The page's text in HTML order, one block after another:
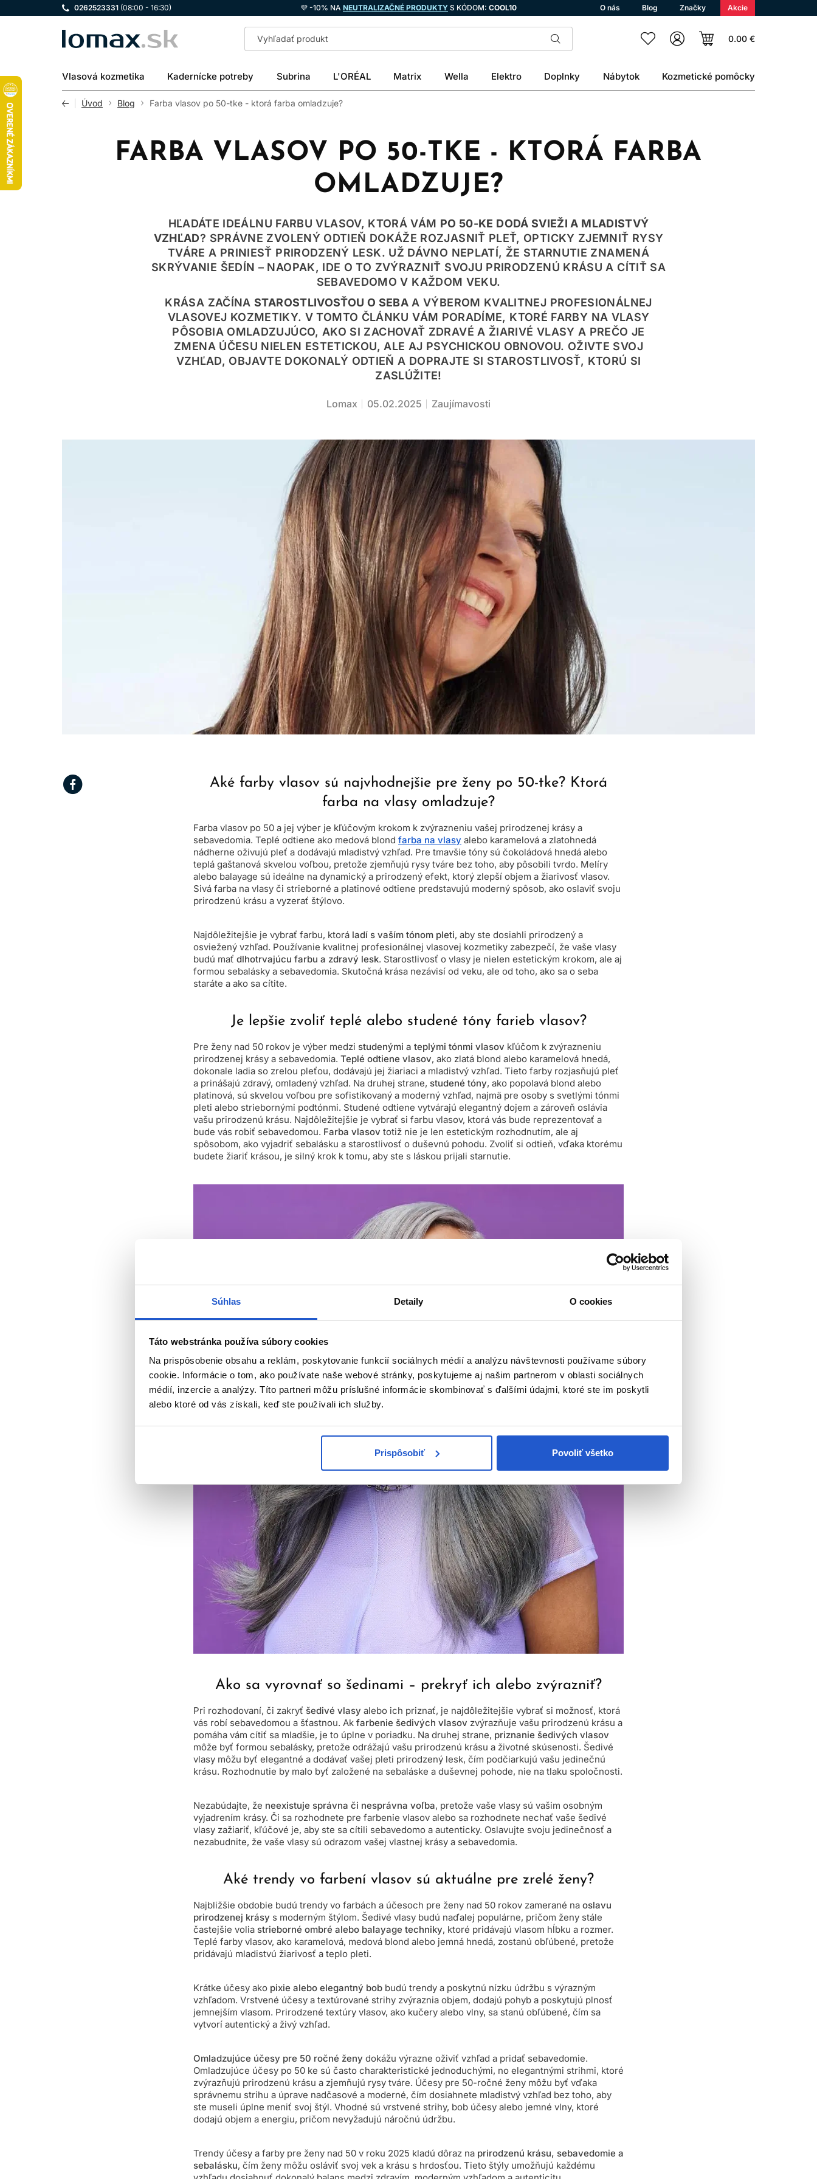
Súhlas Detaily O cookies
Táto webstránka používa súbory cookies
Na prispôsobenie obsahu a reklám, poskytovanie funkcií sociálnych médií a analýzu návštevnosti používame súbory
cookie. Informácie o tom, ako používate naše webové stránky, poskytujeme aj našim partnerom v oblasti sociálnych
médií, inzercie a analýzy. Títo partneri môžu príslušné informácie skombinovať s ďalšími údajmi, ktoré ste im poskytli
alebo ktoré od vás získali, keď ste používali ich služby.
Prispôsobiť Povoliť všetko
0262523331 (08:00 - 16:30) 💜 -10% NA NEUTRALIZAČNÉ PRODUKTY S KÓDOM: COOL10 O nás Blog Značky Akcie
LOMAX 0.00 €
Vlasová kozmetika Kadernícke potreby Subrina L'ORÉAL Matrix Wella Elektro Doplnky Nábytok Kozmetické pomôcky
Úvod Blog Farba vlasov po 50-tke - ktorá farba omladzuje?
FARBA VLASOV PO 50-TKE - KTORÁ FARBA
OMLADZUJE?
HĽADÁTE IDEÁLNU FARBU VLASOV, KTORÁ VÁM PO 50-KE DODÁ SVIEŽI A MLADISTVÝ
VZHĽAD? SPRÁVNE ZVOLENÝ ODTIEŇ DOKÁŽE ROZJASNIŤ PLEŤ, OPTICKY ZJEMNIŤ RYSY
TVÁRE A PRINIESŤ PRIRODZENÝ LESK. UŽ DÁVNO NEPLATÍ, ŽE STARNUTIE ZNAMENÁ
SKRÝVANIE ŠEDÍN – NAOPAK, IDE O TO ZVÝRAZNIŤ SVOJU PRIRODZENÚ KRÁSU A CÍTIŤ SA
SEBAVEDOMO V KAŽDOM VEKU.
KRÁSA ZAČÍNASTAROSTLIVOSŤOU O SEBA A VÝBEROM KVALITNEJ PROFESIONÁLNEJ
VLASOVEJ KOZMETIKY. V TOMTO ČLÁNKU VÁM PORADÍME, KTORÉ FARBY NA VLASY
PÔSOBIA OMLADZUJÚCO, AKO SI ZACHOVAŤ ZDRAVÉ A ŽIARIVÉ VLASY A PREČO JE
ZMENA ÚČESU NIELEN ESTETICKOU, ALE AJ PSYCHICKOU OBNOVOU. OŽIVTE SVOJ
VZHĽAD, OBJAVTE DOKONALÝ ODTIEŇ A DOPRAJTE SI STAROSTLIVOSŤ, KTORÚ SI
ZASLÚŽITE!
Lomax 05.02.2025 Zaujímavosti
Aké farby vlasov sú najvhodnejšie pre ženy po 50-tke? Ktorá
farba na vlasy omladzuje?
Farba vlasov po 50 a jej výber je kľúčovým krokom k zvýrazneniu vašej prirodzenej krásy a
sebavedomia. Teplé odtiene ako medová blond farba na vlasy alebo karamelová a zlatohnedá
nádherne oživujú pleť a dodávajú mladistvý vzhľad. Pre tmavšie tóny sú čokoládová hnedá alebo
teplá gaštanová skvelou voľbou, pretože zjemňujú rysy tváre bez toho, aby pôsobili tvrdo. Melíry
alebo balayage sú ideálne na dynamický a prirodzený efekt, ktorý zlepší objem a žiarivosť vlasov.
Sivá farba na vlasy či strieborné a platinové odtiene predstavujú moderný spôsob, ako oslaviť svoju
prirodzenú krásu a vyzerať štýlovo.
Najdôležitejšie je vybrať farbu, ktorá ladí s vaším tónom pleti, aby ste dosiahli prirodzený a
osviežený vzhľad. Používanie kvalitnej profesionálnej vlasovej kozmetiky zabezpečí, že vaše vlasy
budú mať dlhotrvajúcu farbu a zdravý lesk. Starostlivosť o vlasy je nielen estetickým krokom, ale aj
formou sebalásky a sebavedomia. Skutočná krása nezávisí od veku, ale od toho, ako sa o seba
staráte a ako sa cítite.
Je lepšie zvoliť teplé alebo studené tóny farieb vlasov?
Pre ženy nad 50 rokov je výber medzi studenými a teplými tónmi vlasov kľúčom k zvýrazneniu
prirodzenej krásy a sebavedomia. Teplé odtiene vlasov, ako zlatá blond alebo karamelová hnedá,
dokonale ladia so zrelou pleťou, dodávajú jej žiariaci a mladistvý vzhľad. Tieto farby rozjasňujú pleť
a prinášajú zdravý, omladený vzhľad. Na druhej strane, studené tóny, ako popolavá blond alebo
platinová, sú skvelou voľbou pre sofistikovaný a moderný vzhľad, najmä pre osoby s svetlými tónmi
pleti alebo striebornými podtónmi. Studené odtiene vytvárajú elegantný dojem a zároveň oslávia
vašu prirodzenú krásu. Najdôležitejšie je vybrať si farbu vlasov, ktorá vás bude reprezentovať a
bude vás robiť sebavedomou. Farba vlasov totiž nie je len estetickým rozhodnutím, ale aj
spôsobom, ako vyjadriť sebalásku a starostlivosť o duševnú pohodu. Zvoliť si odtieň, vďaka ktorému
budete žiariť krásou, je silný krok k tomu, aby ste s láskou prijali starnutie.
Ako sa vyrovnať so šedinami – prekryť ich alebo zvýrazniť?
Pri rozhodovaní, či zakryť šedivé vlasy alebo ich priznať, je najdôležitejšie vybrať si možnosť, ktorá
vás robí sebavedomou a šťastnou. Ak farbenie šedivých vlasov zvýrazňuje vašu prirodzenú krásu a
pomáha vám cítiť sa mladšie, je to úplne v poriadku. Na druhej strane, priznanie šedivých vlasov
môže byť formou sebalásky, pretože odrážajú vašu prirodzenú krásu a životné skúsenosti. Šedivé
vlasy môžu byť elegantné a dodávať vašej pleti prirodzený lesk, čím podčiarkujú vašu jedinečnú
krásu. Rozhodnutie by malo byť založené na sebaláske a duševnej pohode, nie na tlaku spoločnosti.
Nezabúdajte, že neexistuje správna či nesprávna voľba, pretože vaše vlasy sú vašim osobným
vyjadrením krásy. Či sa rozhodnete pre farbenie vlasov alebo sa rozhodnete nechať vaše šedivé
vlasy zažiariť, kľúčové je, aby ste sa cítili sebavedomo a autenticky. Oslavujte svoju jedinečnosť a
nezabudnite, že vaše vlasy sú odrazom vašej vlastnej krásy a sebavedomia.
Aké trendy vo farbení vlasov sú aktuálne pre zrelé ženy?
Najbližšie obdobie budú trendy vo farbách a účesoch pre ženy nad 50 rokov zamerané na oslavu
prirodzenej krásy s moderným štýlom. Šedivé vlasy budú naďalej populárne, pričom ženy stále
častejšie volia strieborné ombré alebo balayage techniky, ktoré pridávajú vlasom hĺbku a rozmer.
Teplé farby vlasov, ako karamelová, medová blond alebo jemná hnedá, zostanú obľúbené, pretože
pridávajú mladistvú žiarivosť a teplo pleti.
Krátke účesy ako pixie alebo elegantný bob budú trendy a poskytnú nízku údržbu s výrazným
vzhľadom. Vrstvené účesy a textúrované strihy zvýraznia objem, dodajú pohyb a poskytujú plnosť
jemnejším vlasom. Prirodzené textúry vlasov, ako kučery alebo vlny, sa stanú obľúbené, čím sa
vytvorí autentický a živý vzhľad.
Omladzujúce účesy pre 50 ročné ženy dokážu výrazne oživiť vzhľad a pridať sebavedomie.
Omladzujúce účesy po 50 ke sú často charakteristické jednoduchými, no elegantnými strihmi, ktoré
zvýrazňujú prirodzenú krásu a zjemňujú rysy tváre. Účesy pre 50-ročné ženy môžu byť vďaka
správnemu strihu a úprave nadčasové a moderné, čím dosiahnete mladistvý vzhľad bez toho, aby
ste museli úplne meniť svoj štýl. Vhodné sú vrstvené strihy, bob účesy alebo jemné vlny, ktoré
dodajú objem a energiu, pričom nevyžadujú náročnú údržbu.
Trendy účesy a farby pre ženy nad 50 v roku 2025 kladú dôraz na prirodzenú krásu, sebavedomie a
sebalásku, čím ženy môžu osláviť svoj vek a krásu s hrdosťou. Tieto štýly umožňujú každému